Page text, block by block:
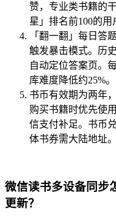
赞，专业类书籍的
星」排名前100的用
「翻一翻」每日答
触发暴击模式。历
自动定位答案页。
库难度降低约25%。
书币有效期为两年
购买书籍时优先使
信支付补足。书币
体书券需大陆地址。
微信读书多设备同步
更新？